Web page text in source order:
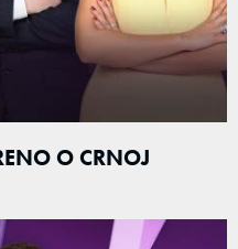
O CRNOJ